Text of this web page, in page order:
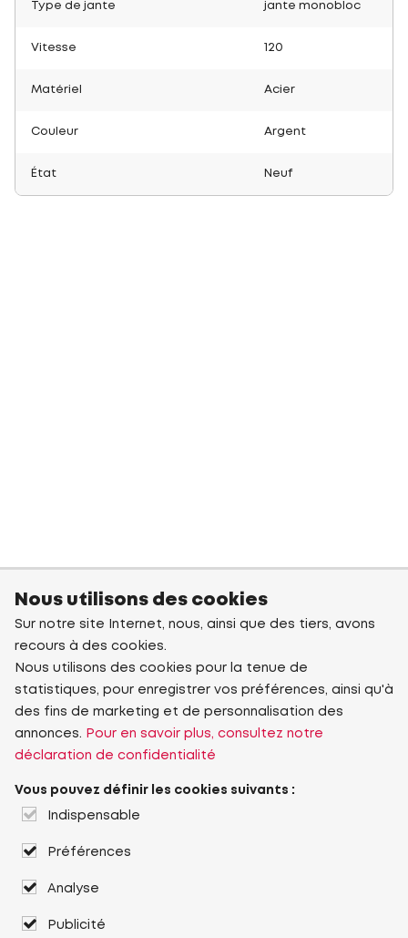
Type de jante jante monobloc
Vitesse 120
Matériel Acier
Couleur Argent
État Neuf
Nous utilisons des cookies
Sur notre site Internet, nous, ainsi que des tiers, avons
recours à des cookies.
Nous utilisons des cookies pour la tenue de
statistiques, pour enregistrer vos préférences, ainsi qu'à
des fins de marketing et de personnalisation des
annonces.
Pour en savoir plus, consultez notre
déclaration de confidentialité
Vous pouvez définir les cookies suivants :
Indispensable
Préférences
Analyse
Publicité